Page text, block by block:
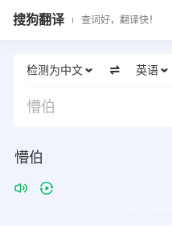
搜狗翻译 查词好，翻译快！
检测为中文 英语
懵伯
懵伯